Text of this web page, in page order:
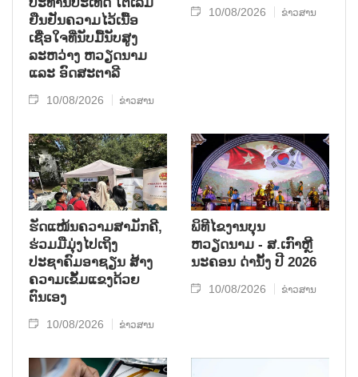
ຢືນຢັນຄວາມໄວ້ເນື້ອ
ເຊື່ອໃຈທີ່ນັບມື້ນັບສູງ
ລະຫວ່າງ ຫວຽດນາມ
ແລະ ອົດສະຕາລີ
10/08/2026 ຂ່າວສານ
10/08/2026 ຂ່າວສານ
ຮັດແໜ້ນຄວາມສາມັກຄີ,
ຮ່ວມມືມຸ່ງໄປເຖິງ
ປະຊາຄົມອາຊຽນ ສ້າງ
ຄວາມເຂັ້ມແຂງດ້ວຍ
ຕົນເອງ
10/08/2026 ຂ່າວສານ
ພິທີໄຂງານບຸນ
ຫວຽດນາມ - ສ.ເກົາຫຼີ
ນະຄອນ ດ່ານັ້ງ ປີ 2026
10/08/2026 ຂ່າວສານ